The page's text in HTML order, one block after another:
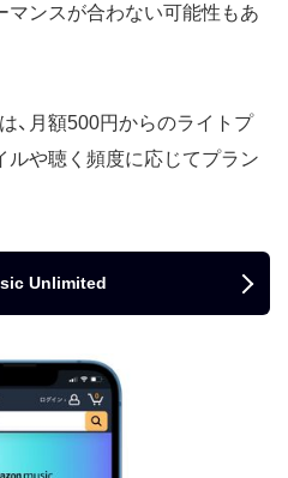
マンスが合わない可能性もあ
、月額500円からのライトプ
ルや聴く頻度に応じてプラン
Unlimited